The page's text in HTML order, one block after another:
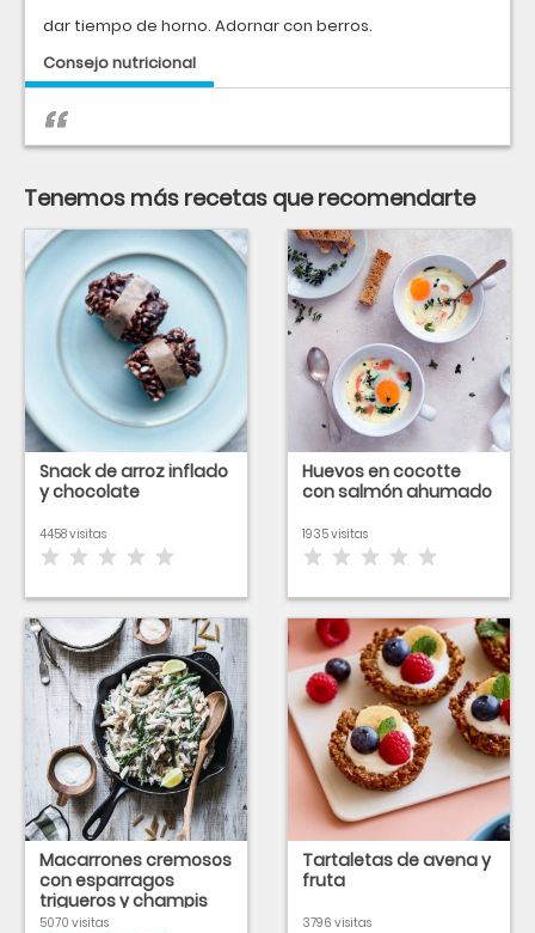
dar tiempo de horno. Adornar con berros.
Consejo nutricional
Tenemos más recetas que recomendarte
Snack de arroz inflado
y chocolate
4458 visitas
Huevos en cocotte
con salmón ahumado
1935 visitas
Macarrones cremosos
con esparragos
trigueros y champis
5070 visitas
Tartaletas de avena y
fruta
3796 visitas